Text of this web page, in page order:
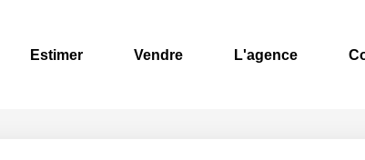
Estimer Vendre L'agence